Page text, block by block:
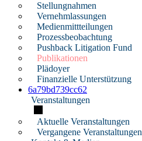
Stellungnahmen
Vernehmlassungen
Medienmittteilungen
Prozessbeobachtung
Pushback Litigation Fund
Publikationen
Plädoyer
Finanzielle Unterstützung
6a79bd739cc62
Veranstaltungen
Aktuelle Veranstaltungen
Vergangene Veranstaltungen